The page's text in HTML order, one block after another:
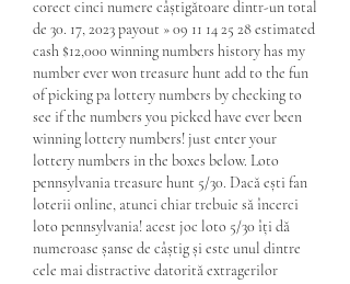
corect cinci numere câștigătoare dintr-un total
de 30. 17, 2023 payout » 09 11 14 25 28 estimated
cash $12,000 winning numbers history has my
number ever won treasure hunt add to the fun
of picking pa lottery numbers by checking to
see if the numbers you picked have ever been
winning lottery numbers! just enter your
lottery numbers in the boxes below. Loto
pennsylvania treasure hunt 5/30. Dacă ești fan
loterii online, atunci chiar trebuie să încerci
loto pennsylvania! acest joc loto 5/30 îți dă
numeroase șanse de câștig și este unul dintre
cele mai distractive datorită extragerilor